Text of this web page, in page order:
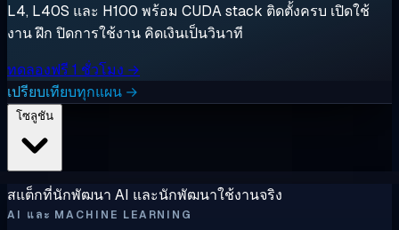
L4, L40S และ H100 พร้อม CUDA stack ติดตั้งครบ เปิดใช้
งาน ฝึก ปิดการใช้งาน คิดเงินเป็นวินาที
ทดลองฟรี 1 ชั่วโมง →
เปรียบเทียบทุกแผน →
สแต็กที่นักพัฒนา AI และนักพัฒนาใช้งานจริง
AI และ MACHINE LEARNING